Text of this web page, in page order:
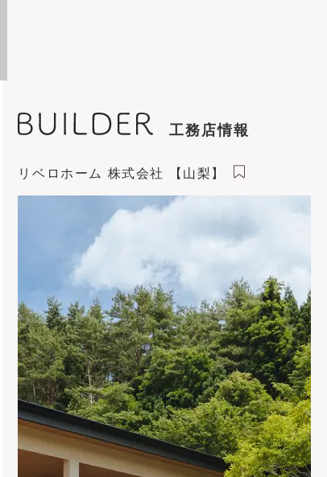
工務店情報
リベロホーム 株式会社 【山梨】